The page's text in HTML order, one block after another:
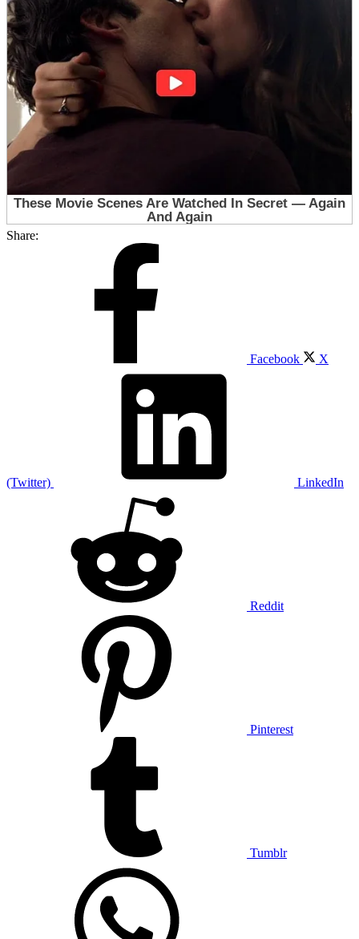
Share:
Facebook X
(Twitter) LinkedIn
Reddit
Pinterest
Tumblr